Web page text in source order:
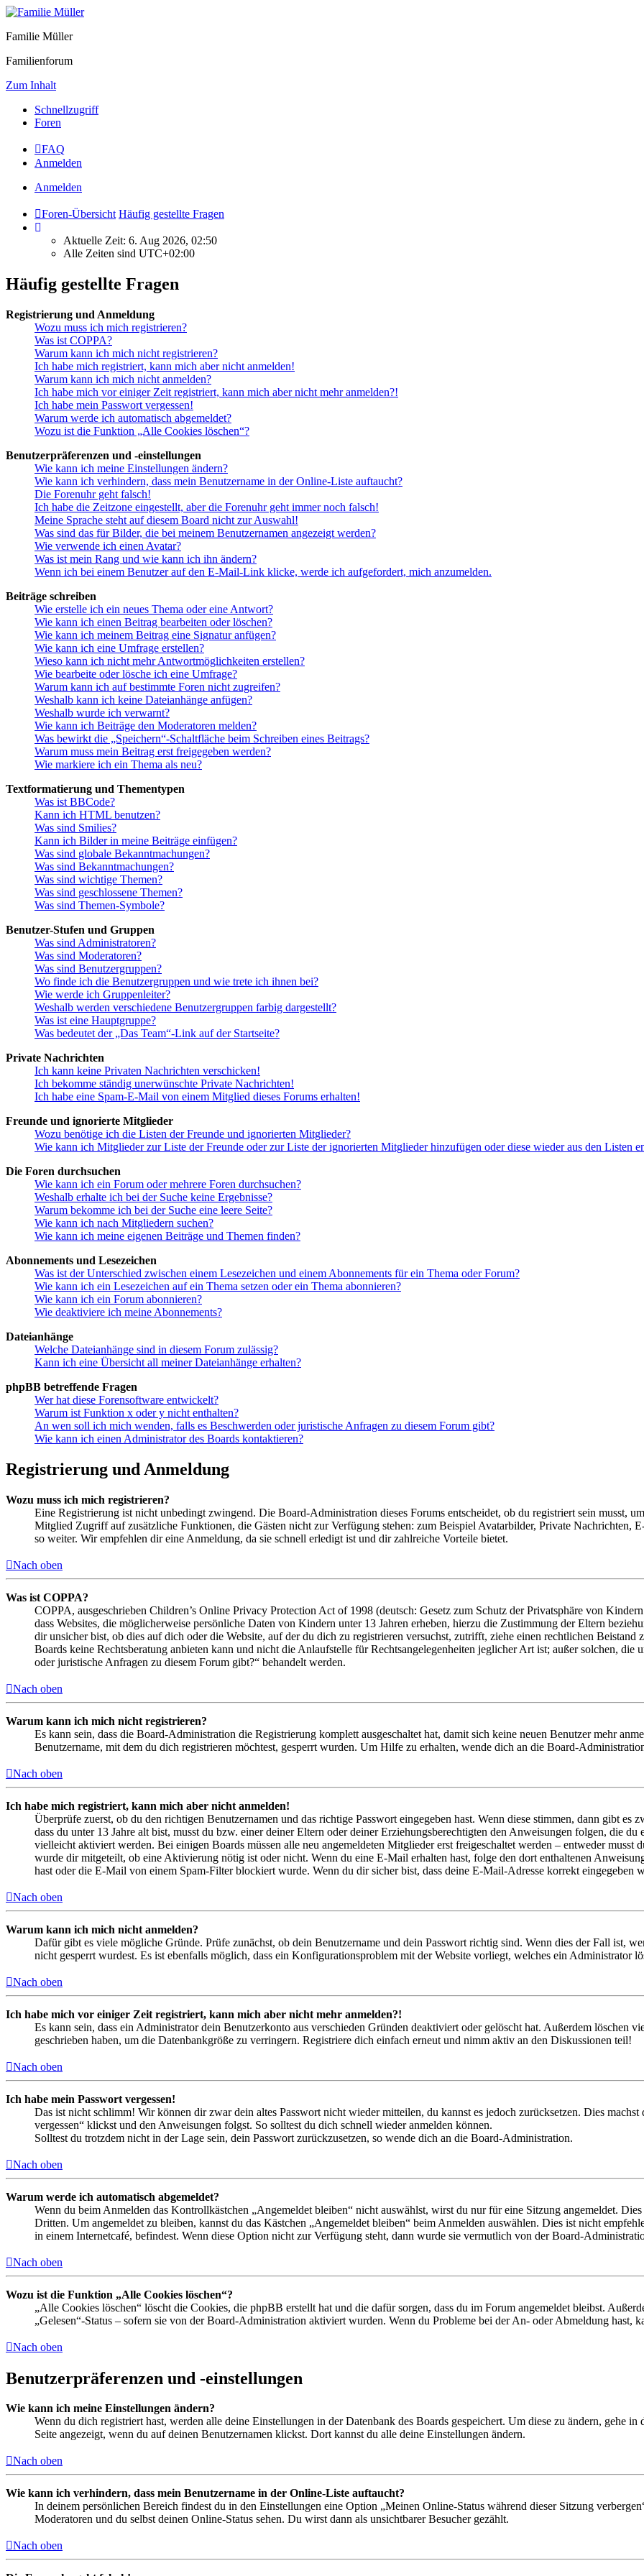
Familie Müller
Familienforum
Zum Inhalt
Schnellzugriff
Foren
FAQ
Anmelden
Anmelden
Foren-Übersicht Häufig gestellte Fragen
Aktuelle Zeit: 6. Aug 2026, 02:50
Alle Zeiten sind UTC+02:00
Häufig gestellte Fragen
Registrierung und Anmeldung
Wozu muss ich mich registrieren?
Was ist COPPA?
Warum kann ich mich nicht registrieren?
Ich habe mich registriert, kann mich aber nicht anmelden!
Warum kann ich mich nicht anmelden?
Ich habe mich vor einiger Zeit registriert, kann mich aber nicht mehr anmelden?!
Ich habe mein Passwort vergessen!
Warum werde ich automatisch abgemeldet?
Wozu ist die Funktion „Alle Cookies löschen“?
Benutzerpräferenzen und -einstellungen
Wie kann ich meine Einstellungen ändern?
Wie kann ich verhindern, dass mein Benutzername in der Online-Liste auftaucht?
Die Forenuhr geht falsch!
Ich habe die Zeitzone eingestellt, aber die Forenuhr geht immer noch falsch!
Meine Sprache steht auf diesem Board nicht zur Auswahl!
Was sind das für Bilder, die bei meinem Benutzernamen angezeigt werden?
Wie verwende ich einen Avatar?
Was ist mein Rang und wie kann ich ihn ändern?
Wenn ich bei einem Benutzer auf den E-Mail-Link klicke, werde ich aufgefordert, mich anzumelden.
Beiträge schreiben
Wie erstelle ich ein neues Thema oder eine Antwort?
Wie kann ich einen Beitrag bearbeiten oder löschen?
Wie kann ich meinem Beitrag eine Signatur anfügen?
Wie kann ich eine Umfrage erstellen?
Wieso kann ich nicht mehr Antwortmöglichkeiten erstellen?
Wie bearbeite oder lösche ich eine Umfrage?
Warum kann ich auf bestimmte Foren nicht zugreifen?
Weshalb kann ich keine Dateianhänge anfügen?
Weshalb wurde ich verwarnt?
Wie kann ich Beiträge den Moderatoren melden?
Was bewirkt die „Speichern“-Schaltfläche beim Schreiben eines Beitrags?
Warum muss mein Beitrag erst freigegeben werden?
Wie markiere ich ein Thema als neu?
Textformatierung und Thementypen
Was ist BBCode?
Kann ich HTML benutzen?
Was sind Smilies?
Kann ich Bilder in meine Beiträge einfügen?
Was sind globale Bekanntmachungen?
Was sind Bekanntmachungen?
Was sind wichtige Themen?
Was sind geschlossene Themen?
Was sind Themen-Symbole?
Benutzer-Stufen und Gruppen
Was sind Administratoren?
Was sind Moderatoren?
Was sind Benutzergruppen?
Wo finde ich die Benutzergruppen und wie trete ich ihnen bei?
Wie werde ich Gruppenleiter?
Weshalb werden verschiedene Benutzergruppen farbig dargestellt?
Was ist eine Hauptgruppe?
Was bedeutet der „Das Team“-Link auf der Startseite?
Private Nachrichten
Ich kann keine Privaten Nachrichten verschicken!
Ich bekomme ständig unerwünschte Private Nachrichten!
Ich habe eine Spam-E-Mail von einem Mitglied dieses Forums erhalten!
Freunde und ignorierte Mitglieder
Wozu benötige ich die Listen der Freunde und ignorierten Mitglieder?
Wie kann ich Mitglieder zur Liste der Freunde oder zur Liste der ignorierten Mitglieder hinzufügen oder diese wieder aus den Listen
Die Foren durchsuchen
Wie kann ich ein Forum oder mehrere Foren durchsuchen?
Weshalb erhalte ich bei der Suche keine Ergebnisse?
Warum bekomme ich bei der Suche eine leere Seite?
Wie kann ich nach Mitgliedern suchen?
Wie kann ich meine eigenen Beiträge und Themen finden?
Abonnements und Lesezeichen
Was ist der Unterschied zwischen einem Lesezeichen und einem Abonnements für ein Thema oder Forum?
Wie kann ich ein Lesezeichen auf ein Thema setzen oder ein Thema abonnieren?
Wie kann ich ein Forum abonnieren?
Wie deaktiviere ich meine Abonnements?
Dateianhänge
Welche Dateianhänge sind in diesem Forum zulässig?
Kann ich eine Übersicht all meiner Dateianhänge erhalten?
phpBB betreffende Fragen
Wer hat diese Forensoftware entwickelt?
Warum ist Funktion x oder y nicht enthalten?
An wen soll ich mich wenden, falls es Beschwerden oder juristische Anfragen zu diesem Forum gibt?
Wie kann ich einen Administrator des Boards kontaktieren?
Registrierung und Anmeldung
Wozu muss ich mich registrieren?
Eine Registrierung ist nicht unbedingt zwingend. Die Board-Administration dieses Forums entscheidet, ob du registriert sein musst,
Mitglied Zugriff auf zusätzliche Funktionen, die Gästen nicht zur Verfügung stehen: zum Beispiel Avatarbilder, Private Nachrichten,
so weiter. Wir empfehlen dir eine Anmeldung, da sie schnell erledigt ist und dir zahlreiche Vorteile bietet.
Nach oben
Was ist COPPA?
COPPA, ausgeschrieben Children’s Online Privacy Protection Act of 1998 (deutsch: Gesetz zum Schutz der Privatsphäre von
dass Websites, die möglicherweise persönliche Daten von Kindern unter 13 Jahren erheben, hierzu die Zustimmung der Eltern
dir unsicher bist, ob dies auf dich oder die Website, auf der du dich zu registrieren versuchst, zutrifft, ziehe einen rechtlichen
Boards keine Rechtsberatung anbieten kann und nicht die Anlaufstelle für Rechtsangelegenheiten jeglicher Art ist; außer solchen,
oder juristische Anfragen zu diesem Forum gibt?“ behandelt werden.
Nach oben
Warum kann ich mich nicht registrieren?
Es kann sein, dass die Board-Administration die Registrierung komplett ausgeschaltet hat, damit sich keine neuen Benutzer mehr
Benutzername, mit dem du dich registrieren möchtest, gesperrt wurden. Um Hilfe zu erhalten, wende dich an die Board-
Nach oben
Ich habe mich registriert, kann mich aber nicht anmelden!
Überprüfe zuerst, ob du den richtigen Benutzernamen und das richtige Passwort eingegeben hast. Wenn diese stimmen, dann gibt es
dass du unter 13 Jahre alt bist, musst du bzw. einer deiner Eltern oder deiner Erziehungsberechtigten den Anweisungen folgen, die
vielleicht aktiviert werden. Bei einigen Boards müssen alle neu angemeldeten Mitglieder erst freigeschaltet werden – entweder musst
wurde dir mitgeteilt, ob eine Aktivierung nötig ist oder nicht. Wenn du eine E-Mail erhalten hast, folge den dort enthaltenen
hast oder die E-Mail von einem Spam-Filter blockiert wurde. Wenn du dir sicher bist, dass deine E-Mail-Adresse korrekt eingegeben
Nach oben
Warum kann ich mich nicht anmelden?
Dafür gibt es viele mögliche Gründe. Prüfe zunächst, ob dein Benutzername und dein Passwort richtig sind. Wenn dies der Fall ist,
nicht gesperrt wurdest. Es ist ebenfalls möglich, dass ein Konfigurationsproblem mit der Website vorliegt, welches ein Administrator
Nach oben
Ich habe mich vor einiger Zeit registriert, kann mich aber nicht mehr anmelden?!
Es kann sein, dass ein Administrator dein Benutzerkonto aus verschieden Gründen deaktiviert oder gelöscht hat. Außerdem löschen
geschrieben haben, um die Datenbankgröße zu verringern. Registriere dich einfach erneut und nimm aktiv an den Diskussionen teil!
Nach oben
Ich habe mein Passwort vergessen!
Das ist nicht schlimm! Wir können dir zwar dein altes Passwort nicht wieder mitteilen, du kannst es jedoch zurücksetzen. Dies
vergessen“ klickst und den Anweisungen folgst. So solltest du dich schnell wieder anmelden können.
Solltest du trotzdem nicht in der Lage sein, dein Passwort zurückzusetzen, so wende dich an die Board-Administration.
Nach oben
Warum werde ich automatisch abgemeldet?
Wenn du beim Anmelden das Kontrollkästchen „Angemeldet bleiben“ nicht auswählst, wirst du nur für eine Sitzung angemeldet.
Dritten. Um angemeldet zu bleiben, kannst du das Kästchen „Angemeldet bleiben“ beim Anmelden auswählen. Dies ist nicht
in einem Internetcafé, befindest. Wenn diese Option nicht zur Verfügung steht, dann wurde sie vermutlich von der Board-
Nach oben
Wozu ist die Funktion „Alle Cookies löschen“?
„Alle Cookies löschen“ löscht die Cookies, die phpBB erstellt hat und die dafür sorgen, dass du im Forum angemeldet bleibst.
„Gelesen“-Status – sofern sie von der Board-Administration aktiviert wurden. Wenn du Probleme bei der An- oder Abmeldung hast,
Nach oben
Benutzerpräferenzen und -einstellungen
Wie kann ich meine Einstellungen ändern?
Wenn du dich registriert hast, werden alle deine Einstellungen in der Datenbank des Boards gespeichert. Um diese zu ändern, gehe
Seite angezeigt, wenn du auf deinen Benutzernamen klickst. Dort kannst du alle deine Einstellungen ändern.
Nach oben
Wie kann ich verhindern, dass mein Benutzername in der Online-Liste auftaucht?
In deinem persönlichen Bereich findest du in den Einstellungen eine Option „Meinen Online-Status während dieser Sitzung
Moderatoren und du selbst deinen Online-Status sehen. Du wirst dann als unsichtbarer Besucher gezählt.
Nach oben